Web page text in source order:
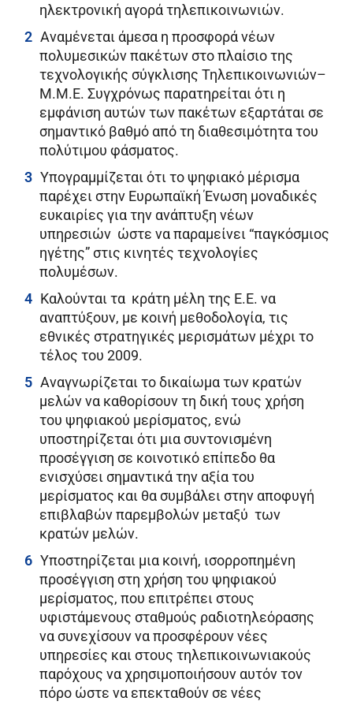
ηλεκτρονική αγορά τηλεπικοινωνιών.
Αναμένεται άμεσα η προσφορά νέων
πολυμεσικών πακέτων στο πλαίσιο της
τεχνολογικής σύγκλισης Τηλεπικοινωνιών–
Μ.Μ.Ε. Συγχρόνως παρατηρείται ότι η
εμφάνιση αυτών των πακέτων εξαρτάται σε
σημαντικό βαθμό από τη διαθεσιμότητα του
πολύτιμου φάσματος.
Υπογραμμίζεται ότι το ψηφιακό μέρισμα
παρέχει στην Ευρωπαϊκή Ένωση μοναδικές
ευκαιρίες για την ανάπτυξη νέων
υπηρεσιών ώστε να παραμείνει “παγκόσμιος
ηγέτης” στις κινητές τεχνολογίες
πολυμέσων.
Καλούνται τα κράτη μέλη της Ε.Ε. να
αναπτύξουν, με κοινή μεθοδολογία, τις
εθνικές στρατηγικές μερισμάτων μέχρι το
τέλος του 2009.
Αναγνωρίζεται το δικαίωμα των κρατών
μελών να καθορίσουν τη δική τους χρήση
του ψηφιακού μερίσματος, ενώ
υποστηρίζεται ότι μια συντονισμένη
προσέγγιση σε κοινοτικό επίπεδο θα
ενισχύσει σημαντικά την αξία του
μερίσματος και θα συμβάλει στην αποφυγή
επιβλαβών παρεμβολών μεταξύ των
κρατών μελών.
Υποστηρίζεται μια κοινή, ισορροπημένη
προσέγγιση στη χρήση του ψηφιακού
μερίσματος, που επιτρέπει στους
υφιστάμενους σταθμούς ραδιοτηλεόρασης
να συνεχίσουν να προσφέρουν νέες
υπηρεσίες και στους τηλεπικοινωνιακούς
παρόχους να χρησιμοποιήσουν αυτόν τον
πόρο ώστε να επεκταθούν σε νέες